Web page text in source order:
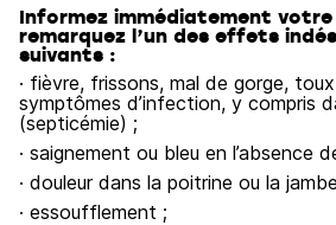
Informez immédiatement votre
remarquez l’un des effets
suivants :
· fièvre, frissons, mal de gorge,
symptômes d’infection, y compris
(septicémie) ;
· saignement ou bleu en l’absence
· douleur dans la poitrine ou la
· essoufflement ;